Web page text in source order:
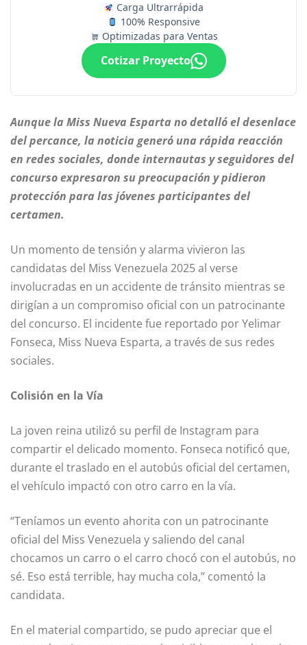
Carga Ultrarrápida
100% Responsive
Optimizadas para Ventas
Cotizar Proyecto
Aunque la Miss Nueva Esparta no detalló el desenlace
del percance, la noticia generó una rápida reacción
en redes sociales, donde internautas y seguidores del
concurso expresaron su preocupación y pidieron
protección para las jóvenes participantes del
certamen.
Un momento de tensión y alarma vivieron las
candidatas del Miss Venezuela 2025 al verse
involucradas en un accidente de tránsito mientras se
dirigían a un compromiso oficial con un patrocinante
del concurso. El incidente fue reportado por Yelimar
Fonseca, Miss Nueva Esparta, a través de sus redes
sociales.
Colisión en la Vía
La joven reina utilizó su perfil de Instagram para
compartir el delicado momento. Fonseca notificó que,
durante el traslado en el autobús oficial del certamen,
el vehículo impactó con otro carro en la vía.
“Teníamos un evento ahorita con un patrocinante
oficial del Miss Venezuela y saliendo del canal
chocamos un carro o el carro chocó con el autobús, no
sé. Eso está terrible, hay mucha cola,” comentó la
candidata.
En el material compartido, se pudo apreciar que el